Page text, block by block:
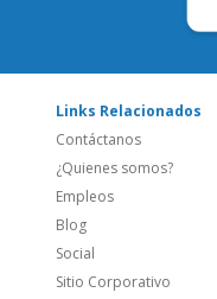
Contáctanos
¿Quienes somos?
Empleos
Blog
Social
Sitio Corporativo
Feedback